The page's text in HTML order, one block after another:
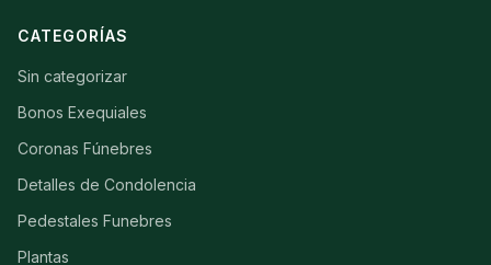
CATEGORÍAS
Sin categorizar
Bonos Exequiales
Coronas Fúnebres
Detalles de Condolencia
Pedestales Funebres
Plantas